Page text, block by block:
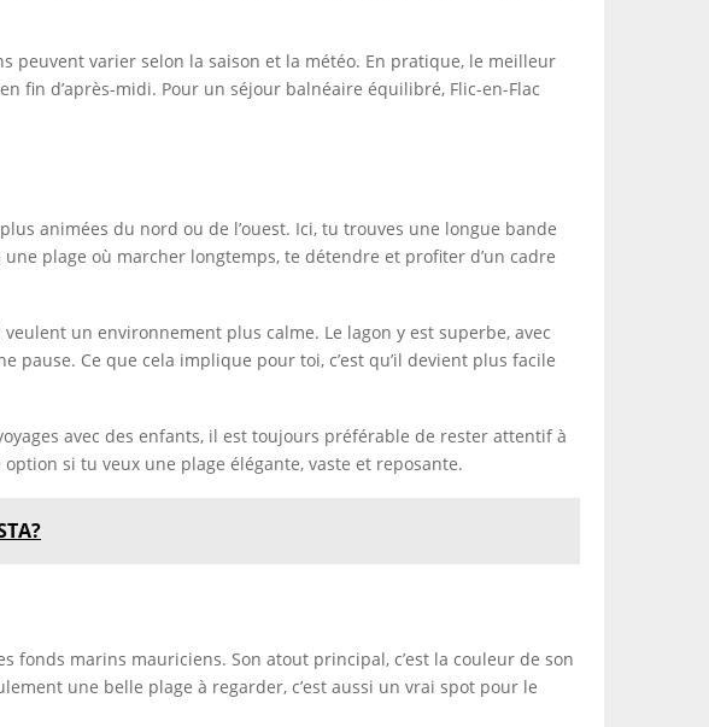
peuvent varier selon la saison et la météo. En pratique, le meilleur
fin d’après-midi. Pour un séjour balnéaire équilibré, Flic-en-Flac
animées du nord ou de l’ouest. Ici, tu trouves une longue bande
plage où marcher longtemps, te détendre et profiter d’un cadre
un environnement plus calme. Le lagon y est superbe, avec
Ce que cela implique pour toi, c’est qu’il devient plus facile
avec des enfants, il est toujours préférable de rester attentif à
si tu veux une plage élégante, vaste et reposante.
fonds marins mauriciens. Son atout principal, c’est la couleur de son
une belle plage à regarder, c’est aussi un vrai spot pour le